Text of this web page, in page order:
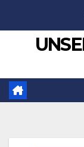
springen